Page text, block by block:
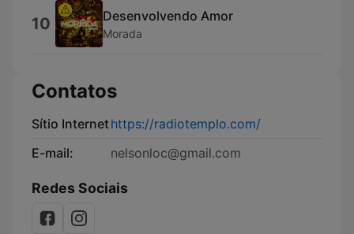
10 Desenvolvendo Amor
Morada
Contatos
Sítio Internethttps://radiotemplo.com/
E-mail:
nelsonloc@gmail.com
Redes Sociais